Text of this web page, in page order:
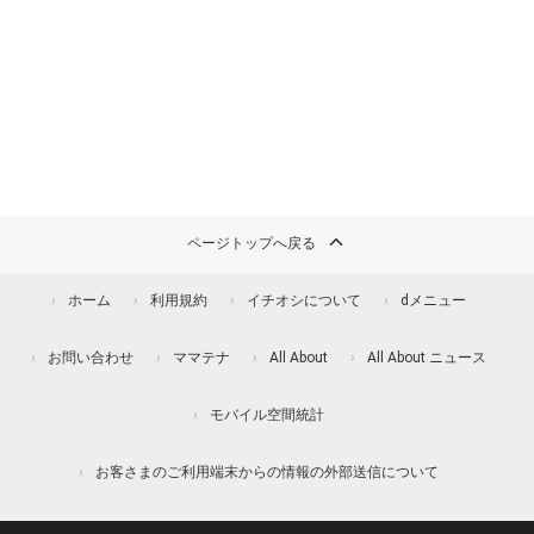
ページトップへ戻る
ホーム 利用規約 イチオシについて dメニュー
お問い合わせ ママテナ All About All About ニュース
モバイル空間統計
お客さまのご利用端末からの情報の外部送信について